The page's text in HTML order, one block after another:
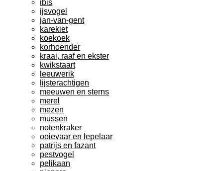
ibis
ijsvogel
jan-van-gent
karekiet
koekoek
korhoender
kraai, raaf en ekster
kwikstaart
leeuwerik
lijsterachtigen
meeuwen en sterns
merel
mezen
mussen
notenkraker
ooievaar en lepelaar
patrijs en fazant
pestvogel
pelikaan